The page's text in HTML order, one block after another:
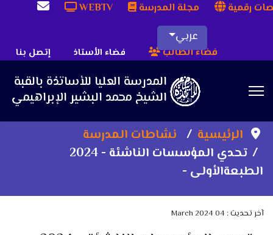
رقمية مجلة المدرسة WEBTV
عربي
إتصل بنا فضاء الأستاذ فضاء الطالب
الرئيسية
نشاطات المدرسة
‫الطبعة‬‫الأولى‬ ‫‪-‬‬
آخر تحديث : 04 March 2024